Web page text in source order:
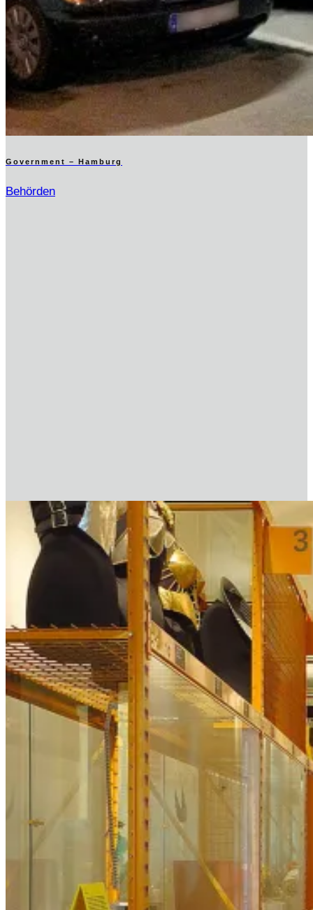
Government – Hamburg
Behörden